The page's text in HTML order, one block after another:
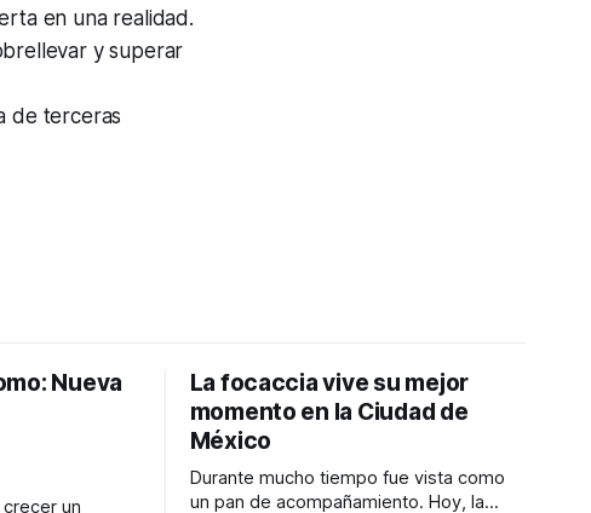
en una realidad.
y superar
de terceras
Nueva
un
La focaccia vive su mejor
momento en la Ciudad de
México
Durante mucho tiempo fue vista como
un pan de acompañamiento. Hoy, la